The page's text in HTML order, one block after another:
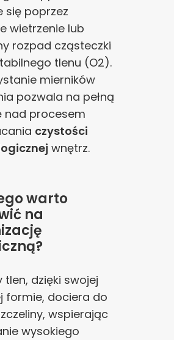
się poprzez
wietrzenie lub
rozpad cząsteczki
tlenu (O2).
mierników
pozwala na pełną
nad procesem
czystości
wnętrz.
warto
na
tlen, dzięki swojej
formie, dociera do
wspierając
wysokiego